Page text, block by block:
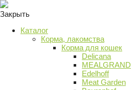
Закрыть
Каталог
Корма, лакомства
Корма для кошек
Delicana
MEALGRAND
Edelhoff
Meat Garden